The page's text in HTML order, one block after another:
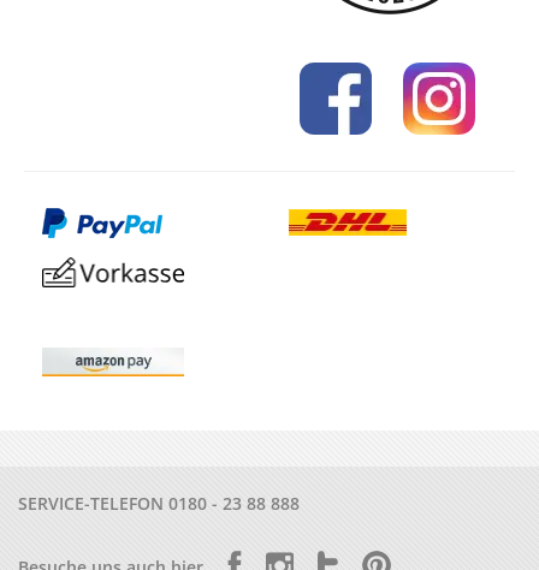
SERVICE-TELEFON 0180 - 23 88 888